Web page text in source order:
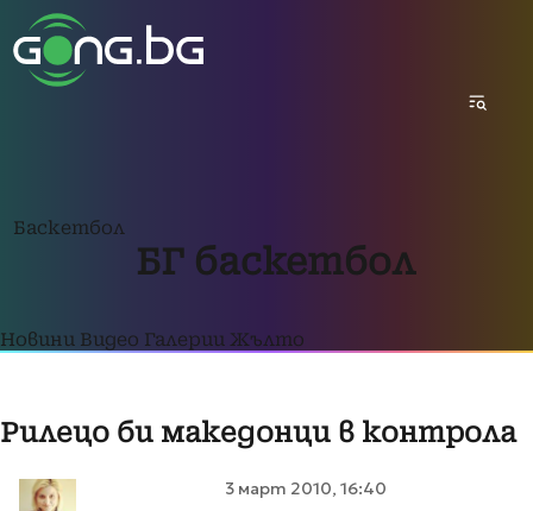
Баскетбол
БГ баскетбол
Новини Видео Галерии Жълто
Рилецо би македонци в контрола
3 март 2010, 16:40